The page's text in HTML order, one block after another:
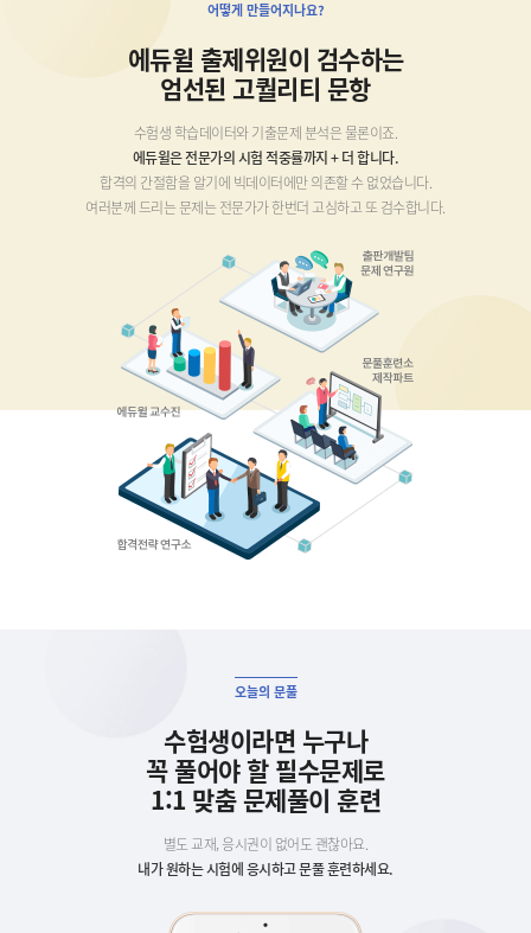
어떻게 만들어지나요?
에듀윌 출제위원이 검수하는
엄선된 고퀄리티 문항
수험생 학습데이터와 기출문제 분석은 물론이죠.
에듀윌은 전문가의 시험 적중률까지 + 더 합니다.
합격의 간절함을 알기에 빅데이터에만 의존할 수 없었습니다.
여러분께 드리는 문제는 전문가가 한번더 고심하고 또 검수합니다.
오늘의 문풀
수험생이라면 누구나
꼭 풀어야 할 필수문제로
1:1 맞춤 문제풀이 훈련
별도 교재, 응시권이 없어도 괜찮아요.
내가 원하는 시험에 응시하고 문풀 훈련하세요.